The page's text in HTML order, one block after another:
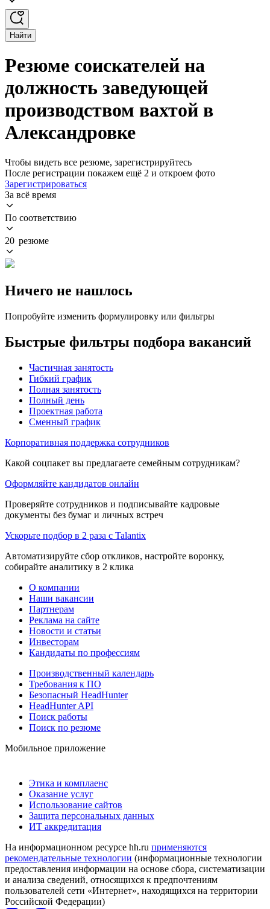
Найти
Резюме соискателей на
должность заведующей
производством вахтой в
Александровке
Чтобы видеть все резюме, зарегистрируйтесь
После регистрации покажем ещё 2 и откроем фото
Зарегистрироваться
За всё время
По соответствию
20 резюме
Ничего не нашлось
Попробуйте изменить формулировку или фильтры
Быстрые фильтры подбора вакансий
Частичная занятость
Гибкий график
Полная занятость
Полный день
Проектная работа
Сменный график
Корпоративная поддержка сотрудников
Какой соцпакет вы предлагаете семейным сотрудникам?
Оформляйте кандидатов онлайн
Проверяйте сотрудников и подписывайте кадровые
документы без бумаг и личных встреч
Ускорьте подбор в 2 раза с Talantix
Автоматизируйте сбор откликов, настройте воронку,
собирайте аналитику в 2 клика
О компании
Наши вакансии
Партнерам
Реклама на сайте
Новости и статьи
Инвесторам
Кандидаты по профессиям
Производственный календарь
Требования к ПО
Безопасный HeadHunter
HeadHunter API
Поиск работы
Поиск по резюме
Мобильное приложение
Этика и комплаенс
Оказание услуг
Использование сайтов
Защита персональных данных
ИТ аккредитация
На информационном ресурсе hh.ru применяются
рекомендательные технологии (информационные технологии
предоставления информации на основе сбора, систематизации
и анализа сведений, относящихся к предпочтениям
пользователей сети «Интернет», находящихся на территории
Российской Федерации)